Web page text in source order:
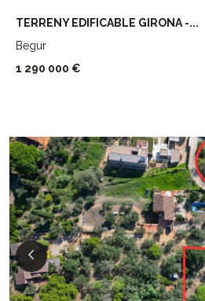
TERRENY EDIFICABLE GIRONA -...
Begur
1 290 000 €